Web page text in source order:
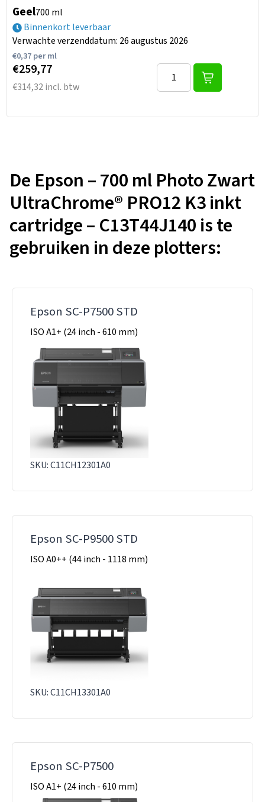
Geel700 ml
Binnenkort leverbaar
Verwachte verzenddatum: 26 augustus 2026
€0,37per ml
€259,77
€314,32 incl. btw
De Epson – 700 ml Photo Zwart
UltraChrome® PRO12 K3 inkt
cartridge – C13T44J140 is te
gebruiken in deze plotters:
Epson SC-P7500 STD
ISO A1+ (24 inch - 610 mm)
SKU: C11CH12301A0
Epson SC-P9500 STD
ISO A0++ (44 inch - 1118 mm)
SKU: C11CH13301A0
Epson SC-P7500
ISO A1+ (24 inch - 610 mm)